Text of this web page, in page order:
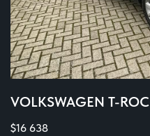
VOLKSWAGEN T-ROC
$16 638